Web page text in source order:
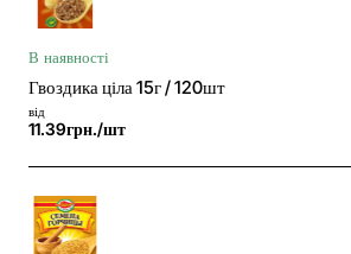
В наявності
Гвоздика ціла 15г / 120шт
від
11.39грн./шт